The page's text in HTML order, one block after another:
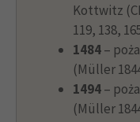
Kottwitz
119, 138,
1484–
(Müller
1494–
(Müller